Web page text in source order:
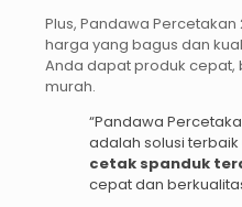
Plus, Pandawa
harga yang bagus dan
Anda dapat produk cepat,
murah.
“Pandawa
adalah solusi terbaik
cetak spanduk
cepat dan